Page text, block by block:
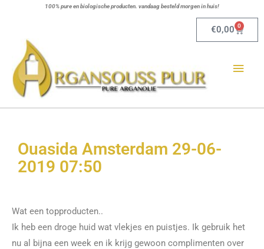
100% pure en biologische producten. vandaag besteld morgen in huis!
€0,00 0
Ouasida Amsterdam 29-06-
2019 07:50
Wat een topproducten..
Ik heb een droge huid wat vlekjes en puistjes. Ik gebruik het
nu al bijna een week en ik krijg gewoon complimenten over